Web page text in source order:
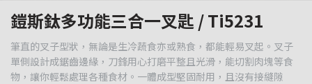
鎧斯鈦多功能三合一叉匙 / Ti5231
筆直的叉子型狀，無論是生冷蔬食亦或熟食，都能輕易叉起。叉子
單側設計成鋸齒邊緣，刀鋒用心打磨平整且光滑，能切割肉塊等食
物，讓你輕鬆處理各種食材。一體成型堅固耐用，且沒有接縫隙